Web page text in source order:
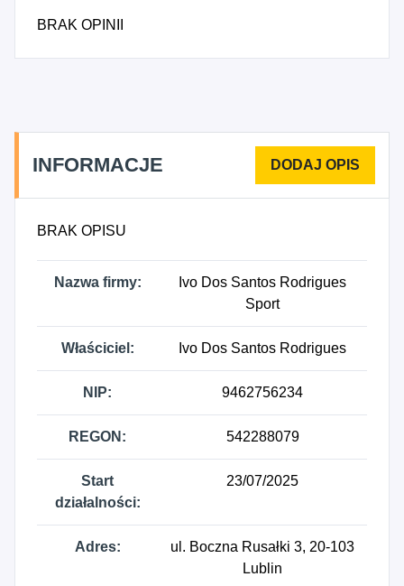
BRAK OPINII
INFORMACJE
BRAK OPISU
Nazwa firmy:
Ivo Dos Santos Rodrigues
Sport
Właściciel: Ivo Dos Santos Rodrigues
NIP: 9462756234
REGON: 542288079
Start
działalności:
23/07/2025
Adres:
ul. Boczna Rusałki 3, 20-103
Lublin